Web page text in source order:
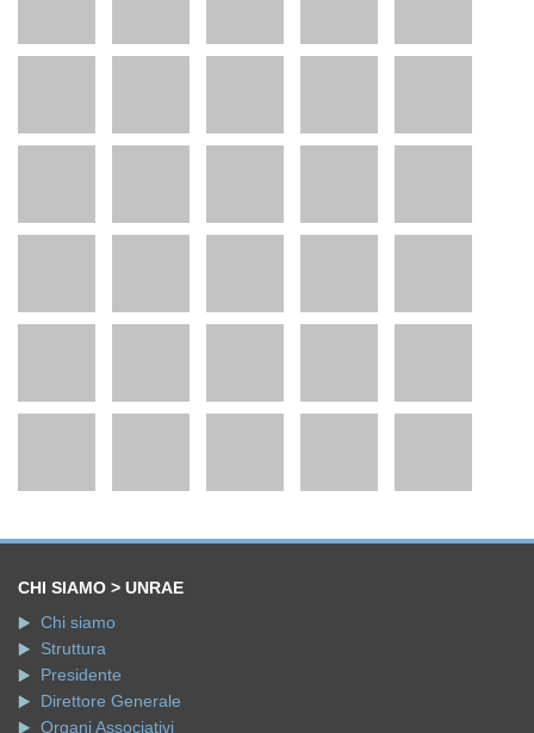
CHI SIAMO > UNRAE
Chi siamo
Struttura
Presidente
Direttore Generale
Organi Associativi